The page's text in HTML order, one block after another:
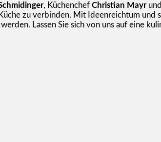
, Küchenchef Christian Mayr
zu verbinden. Mit Ideenreichtum und
Lassen Sie sich von uns auf eine